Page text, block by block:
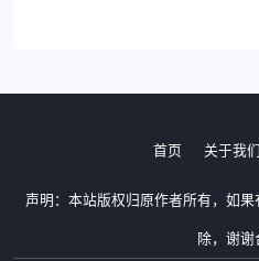
首页 关于我们
声明：本站版权归原作者所有，如
除，谢谢